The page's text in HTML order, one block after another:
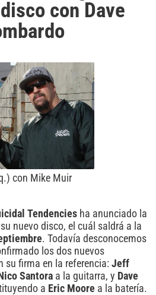
con Dave
con Mike Muir
Tendencies ha anunciado la
nuevo disco, el cuál saldrá a la
. Todavía desconocemos
los dos nuevos
su firma en la referencia: Jeff
Santora a la guitarra, y Dave
a Eric Moore a la batería.